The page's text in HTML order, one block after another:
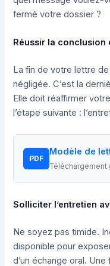
fermé votre dossier ?
Réussir la conclusion
La fin de votre lettre
négligée. C’est la
Elle doit réaffirmer
l’étape suivante :
PDF
Modèle de
Solliciter l’entretien
Ne soyez pas timide.
disponible pour
d’un échange oral.